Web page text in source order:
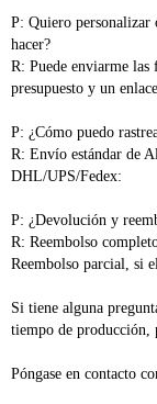
P: Quiero personalizar
hacer?
R: Puede enviarme las
presupuesto y un
P: ¿Cómo puedo
R: Envío estándar de
DHL/UPS/Fedex:
P: ¿Devolución y
R: Reembolso
Reembolso parcial, si
Si tiene alguna
tiempo de producción,
Póngase en contacto